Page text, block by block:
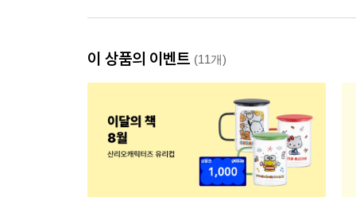
이 상품의 이벤트 (11개)